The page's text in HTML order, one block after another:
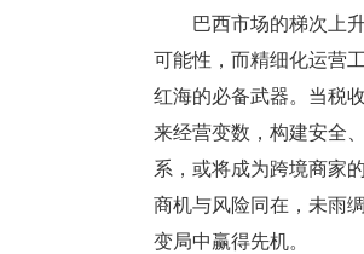
巴西市场的梯次上升
可能性，而精细化运营
红海的必备武器。当税
来经营变数，构建安全
系，或将成为跨境商家
商机与风险同在，未雨
变局中赢得先机。